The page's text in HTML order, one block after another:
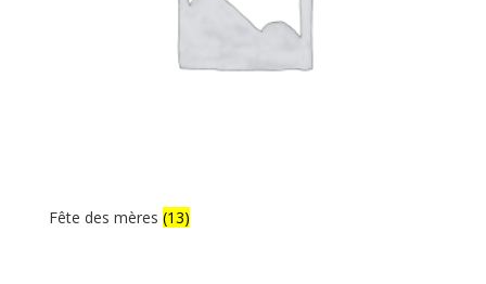
Fête des mères (13)